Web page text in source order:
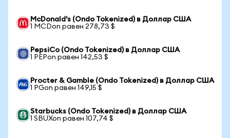
McDonald's (Ondo Tokenized) в Доллар США
1 MCDon равен 278,73 $
PepsiCo (Ondo Tokenized) в Доллар США
1 PEPon равен 142,53 $
Procter & Gamble (Ondo Tokenized) в Доллар США
1 PGon равен 149,15 $
Starbucks (Ondo Tokenized) в Доллар США
1 SBUXon равен 107,74 $